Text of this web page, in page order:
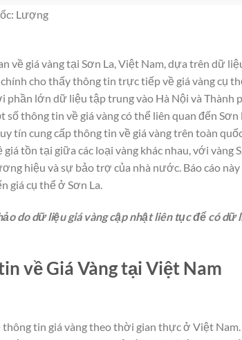
Lượng
về giá vàng tại Sơn La, Việt Nam, dựa trên dữ
cho thấy thông tin trực tiếp về giá vàng cụ
phần lớn dữ liệu tập trung vào Hà Nội và Thành
thông tin về giá vàng có thể liên quan đến Sơn
tín cung cấp thông tin về giá vàng trên toàn
tồn tại giữa các loại vàng khác nhau, với vàng
hiệu và sự bảo trợ của nhà nước. Báo cáo này
giá cụ thể ở Sơn La.
do dữ liệu giá vàng cập nhật liên tục để có dữ
về Giá Vàng tại Việt Nam
tin giá vàng theo thời gian thực ở Việt Nam.